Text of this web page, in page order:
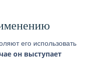
его использовать
он выступает